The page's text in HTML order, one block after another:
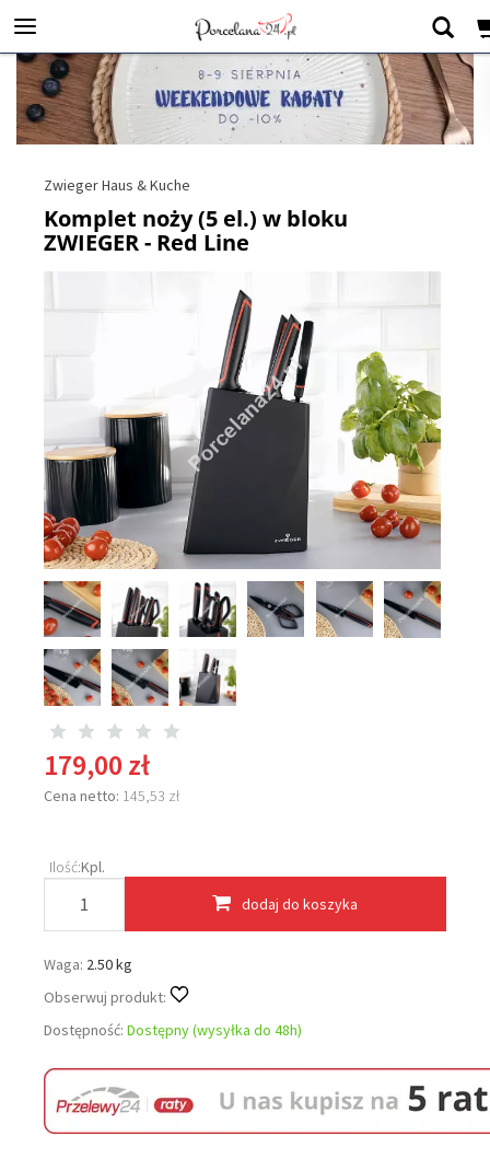
Zwieger Haus & Kuche
Komplet noży (5 el.) w bloku
ZWIEGER - Red Line
179,00 zł
Cena netto: 145,53 zł
Ilość:Kpl.
dodaj do koszyka
Waga: 2.50 kg
Obserwuj produkt:
Dostępność: Dostępny (wysyłka do 48h)